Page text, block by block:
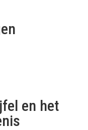
en het